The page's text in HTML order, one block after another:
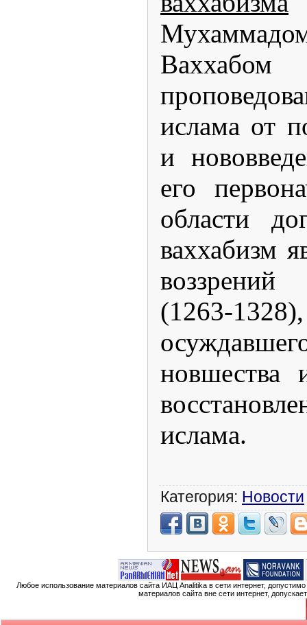
ислама от
и
его
области
ваххабизм
(1263-
новшества
ислама.
Категория: Новости
Любое использование материалов сайта ИАЦ Analitika в сети интернет,
материалов сайта вне сети интернет,